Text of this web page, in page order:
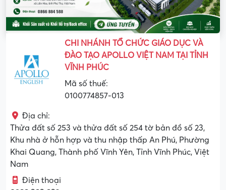
CHI NHÁNH TỔ CHỨC GIÁO DỤC VÀ
ĐÀO TẠO APOLLO VIỆT NAM TẠI TỈNH
VĨNH PHÚC
Mã số thuế:
0100774857-013
Địa chỉ:
Thửa đất số 253 và thửa đất số 254 tờ bản đồ số 23,
Khu nhà ở hỗn hợp và thu nhập thấp An Phú, Phường
Khai Quang, Thành phố Vĩnh Yên, Tỉnh Vĩnh Phúc, Việt
Nam
Điện thoại